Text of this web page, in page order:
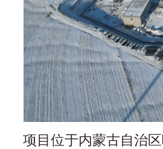
项目位于内蒙古自治